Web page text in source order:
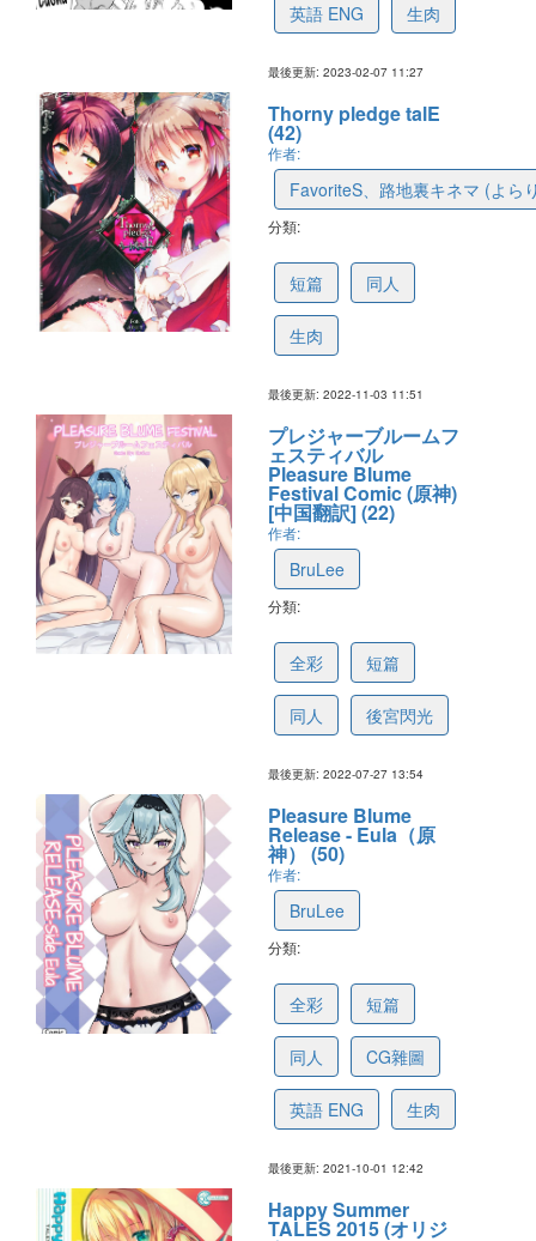
英語 ENG 生肉
最後更新: 2023-02-07 11:27
Thorny pledge talE
(42)
作者:
FavoriteS、路地裏キネマ (よら
分類:
短篇 同人
生肉
最後更新: 2022-11-03 11:51
プレジャーブルームフ
ェスティバル
Pleasure Blume
Festival Comic (原神)
[中国翻訳] (22)
作者:
BruLee
分類:
全彩 短篇
同人 後宮閃光
最後更新: 2022-07-27 13:54
Pleasure Blume
Release - Eula（原
神） (50)
作者:
BruLee
分類:
全彩 短篇
同人 CG雜圖
英語 ENG 生肉
最後更新: 2021-10-01 12:42
Happy Summer
TALES 2015 (オリジ